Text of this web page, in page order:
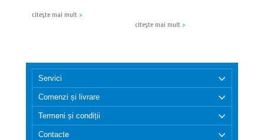
citeşte mai mult >
citeşte mai mult >
Servici
Comenzi și livrare
Termeni și condiții
Contacte